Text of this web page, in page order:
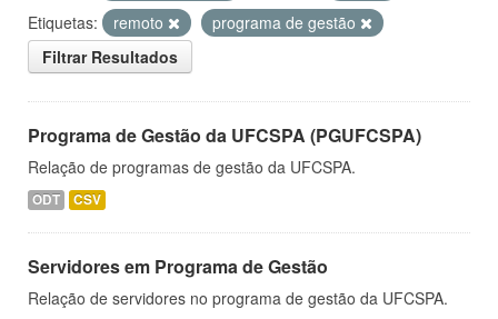
Etiquetas:
remoto
programa de gestão
Filtrar Resultados
Programa de Gestão da UFCSPA (PGUFCSPA)
Relação de programas de gestão da UFCSPA.
ODT CSV
Servidores em Programa de Gestão
Relação de servidores no programa de gestão da UFCSPA.